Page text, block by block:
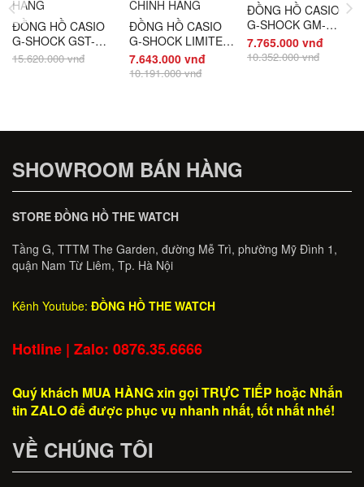
ĐỒNG HỒ CASIO
G-SHOCK GST-
B400CX-1ADR
15.620.000 vnđ
ĐỒNG HỒ CASIO
G-SHOCK LIMITED
GR-B300EC-1ADR
CHÍNH HÃNG
7.643.000 vnđ
10.191.000 vnđ
ĐỒNG HỒ CASIO
G-SHOCK GM-
2110D-2ADR
CHÍNH HÃNG
7.765.000 vnđ
10.352.000 vnđ
SHOWROOM BÁN HÀNG
STORE ĐỒNG HỒ THE WATCH
Tầng G, TTTM The Garden, đường Mễ Trì, phường Mỹ Đình 1,
quận Nam Từ Liêm, Tp. Hà Nội
Kênh Youtube: ĐỒNG HỒ THE WATCH
Hotline | Zalo: 0876.35.6666
Quý khách MUA HÀNG xin gọi TRỰC TIẾP hoặc Nhắn
tin ZALO để được phục vụ nhanh nhất, tốt nhất nhé!
VỀ CHÚNG TÔI